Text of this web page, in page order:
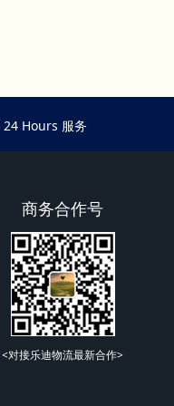
24 Hours 服务
商务合作号
<对接乐迪物流最新合作>